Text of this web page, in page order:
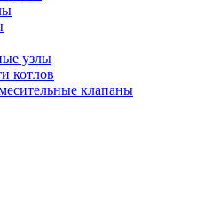
узлы
котлов
клапаны